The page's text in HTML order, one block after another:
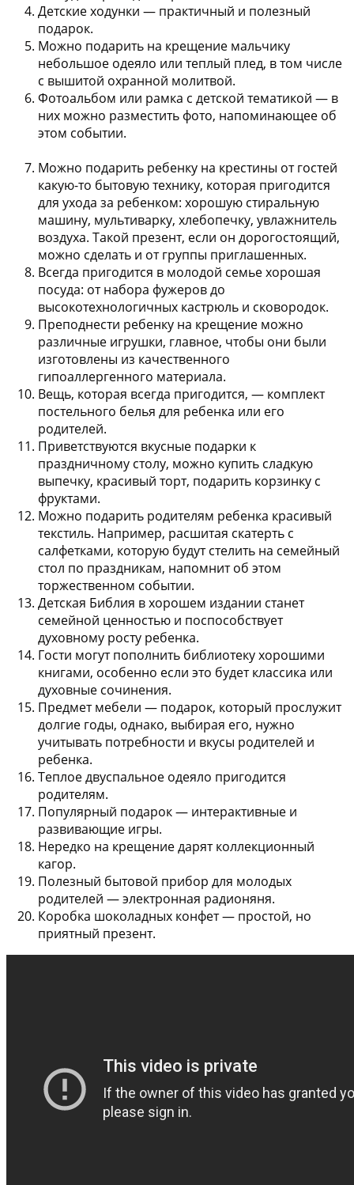
Детские ходунки — практичный и полезный
подарок.
Можно подарить на крещение мальчику
небольшое одеяло или теплый плед, в том числе
с вышитой охранной молитвой.
Фотоальбом или рамка с детской тематикой — в
них можно разместить фото, напоминающее об
этом событии.
Можно подарить ребенку на крестины от гостей
какую-то бытовую технику, которая пригодится
для ухода за ребенком: хорошую стиральную
машину, мультиварку, хлебопечку, увлажнитель
воздуха. Такой презент, если он дорогостоящий,
можно сделать и от группы приглашенных.
Всегда пригодится в молодой семьехорошая
посуда: от набора фужеров до
высокотехнологичных кастрюль и сковородок.
Преподнести ребенку на крещение можно
различные игрушки, главное, чтобы они были
изготовлены из качественного
гипоаллергенного материала.
Вещь, которая всегда пригодится, — комплект
постельного белья для ребенка или его
родителей.
Приветствуются вкусные подарки к
праздничному столу, можно купить сладкую
выпечку, красивый торт, подарить корзинку с
фруктами.
Можно подарить родителям ребенка красивый
текстиль. Например, расшитая скатерть с
салфетками, которую будут стелить на семейный
стол по праздникам, напомнит об этом
торжественном событии.
Детская Библия в хорошем издании станет
семейной ценностью и поспособствует
духовному росту ребенка.
Гости могут пополнить библиотекухорошими
книгами, особенно если это будет классика или
духовные сочинения.
Предмет мебели — подарок, который прослужит
долгие годы, однако, выбирая его, нужно
учитывать потребности и вкусы родителей и
ребенка.
Теплое двуспальное одеяло пригодится
родителям.
Популярный подарок — интерактивные и
развивающие игры.
Нередко на крещение дарятколлекционный
кагор.
Полезный бытовой прибор для молодых
родителей —электронная радионяня.
Коробка шоколадных конфет— простой, но
приятный презент.